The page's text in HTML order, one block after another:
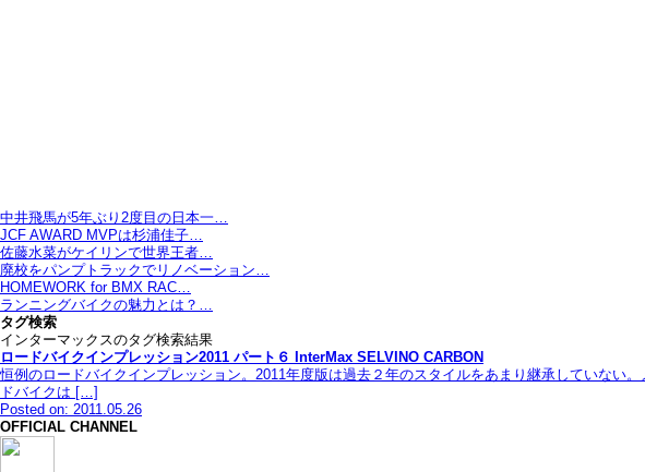
中井飛馬が5年ぶり2度目の日本一…
JCF AWARD MVPは杉浦佳子…
佐藤水菜がケイリンで世界王者…
廃校をパンプトラックでリノベーション…
HOMEWORK for BMX RAC…
ランニングバイクの魅力とは？…
タグ検索
インターマックスのタグ検索結果
ロードバイクインプレッション2011 パート６ InterMax SELVINO CARBON
恒例のロードバイクインプレッション。2011年度版は過去２年のスタイルをあまり継承していない
ドバイクは […]
Posted on: 2011.05.26
OFFICIAL CHANNEL